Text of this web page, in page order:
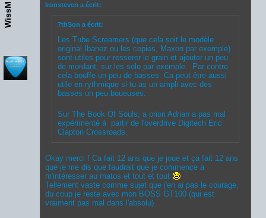
WissM Ironsteven a écrit:
7thSon a écrit:
Les Tube Screamers (que cela soit le modèle
original Ibanez ou les copies, Maxon par exemple)
sont utiles pour resserer le grain et ajouter un peu
de mordant, sur les solo par exemple. Par contre
cela bouffe un peu de basses. Ca peut être aussi
utile en rythmique si tu as un ampli avec des
basses un peu boueuses.
Sur The Book Of Souls, a priori Adrian a pas mal
expérimenté à partir de l'overdrive Digitech Eric
Clapton Crossroads.
Okay merci ! Ca fait 12 ans que je joue et ça fait 12 ans
que je me dis que faudrait que je commence à
m'intéresser au matos et tout et tout
Tellement vaste comme sujet que j'en ai pas le courage,
du coup je reste avec mon BOSS GT100 (qui est
vraiment pas mal dans l'absolu)